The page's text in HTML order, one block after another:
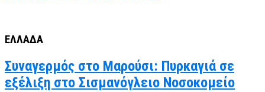
ΕΛΛΑΔΑ
Συναγερμός στο Μαρούσι: Πυρκαγιά σε
εξέλιξη στο Σισμανόγλειο Νοσοκομείο